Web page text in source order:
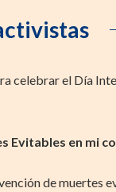
celebrar el Día
Evitables en mi
de muertes